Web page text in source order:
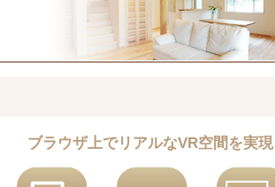
ブラウザ上でリアルなVR空間を実現